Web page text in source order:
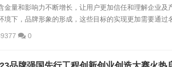
金量和影响力不断增长，让用户更加信任和理解企业及
境下，品牌形象的形成，这些目标的实现更加需要通过
军付智成为了“科仕帝酒康宝”的代言人。作为一款技术
0